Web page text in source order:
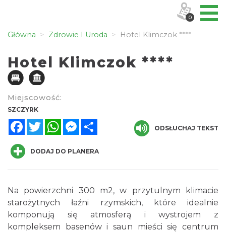
Główna Zdrowie I Uroda Hotel Klimczok ****
Hotel Klimczok ****
Miejscowość:
SZCZYRK
FacebookTwitterWhatsAppMessenger
ODSŁUCHAJ TEKST
DODAJ DO PLANERA
Na powierzchni 300 m2, w przytulnym klimacie
starożytnych łaźni rzymskich, które idealnie
komponują się atmosferą i wystrojem z
kompleksem basenów i saun mieści się centrum
0